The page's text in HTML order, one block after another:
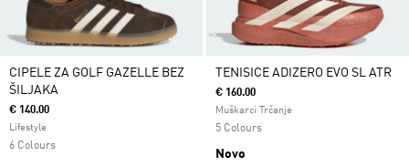
CIPELE ZA GOLF GAZELLE BEZ
ŠILJAKA
€ 140.00
Lifestyle
6 Colours
TENISICE ADIZERO EVO SL ATR
€ 160.00
Muškarci Trčanje
5 Colours
Novo